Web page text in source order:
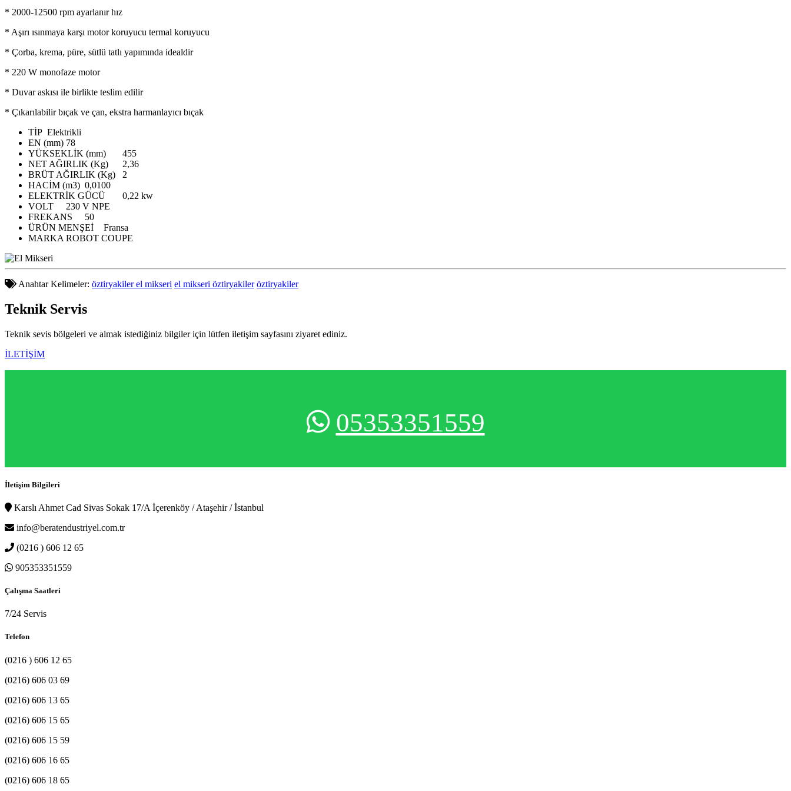
* 2000-12500 rpm ayarlanır hız
* Aşırı ısınmaya karşı motor koruyucu termal koruyucu
* Çorba, krema, püre, sütlü tatlı yapımında idealdir
* 220 W monofaze motor
* Duvar askısı ile birlikte teslim edilir
* Çıkarılabilir bıçak ve çan, ekstra harmanlayıcı bıçak
TİP Elektrikli
EN (mm) 78
YÜKSEKLİK (mm)
455
NET AĞIRLIK (Kg)
2,36
BRÜT AĞIRLIK (Kg)
2
HACİM (m3) 0,0100
ELEKTRİK GÜCÜ
0,22 kw
VOLT
230 V NPE
FREKANS
50
ÜRÜN MENŞEİ
Fransa
MARKA ROBOT COUPE
Anahtar Kelimeler: öztiryakiler el mikseri el mikseri öztiryakiler öztiryakiler
Teknik Servis
Teknik sevis bölgeleri ve almak istediğiniz bilgiler için lütfen iletişim sayfasını ziyaret ediniz.
İLETİŞİM
05353351559
İletişim Bilgileri
Karslı Ahmet Cad Sivas Sokak 17/A İçerenköy / Ataşehir / İstanbul
info@beratendustriyel.com.tr
(0216 ) 606 12 65
905353351559
Çalışma Saatleri
7/24 Servis
Telefon
(0216 ) 606 12 65
(0216) 606 03 69
(0216) 606 13 65
(0216) 606 15 65
(0216) 606 15 59
(0216) 606 16 65
(0216) 606 18 65